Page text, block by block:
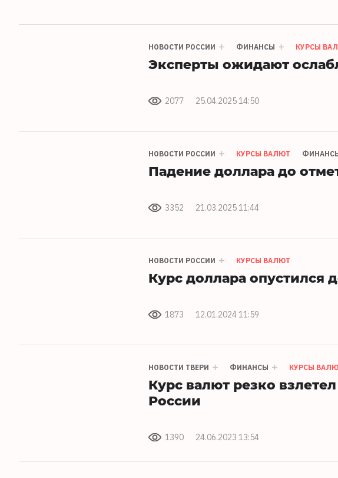
НОВОСТИ РОССИИ ФИНАНСЫ КУРСЫ
Эксперты ожидают
2077 25.04.2025 14:50
НОВОСТИ РОССИИ КУРСЫ ВАЛЮТ
Падение доллара до
3352 21.03.2025 11:44
НОВОСТИ РОССИИ КУРСЫ ВАЛЮТ
Курс доллара опустился
1873 12.01.2024 11:59
НОВОСТИ ТВЕРИ ФИНАНСЫ КУРСЫ
Курс валют резко
России
1390 24.06.2023 13:54